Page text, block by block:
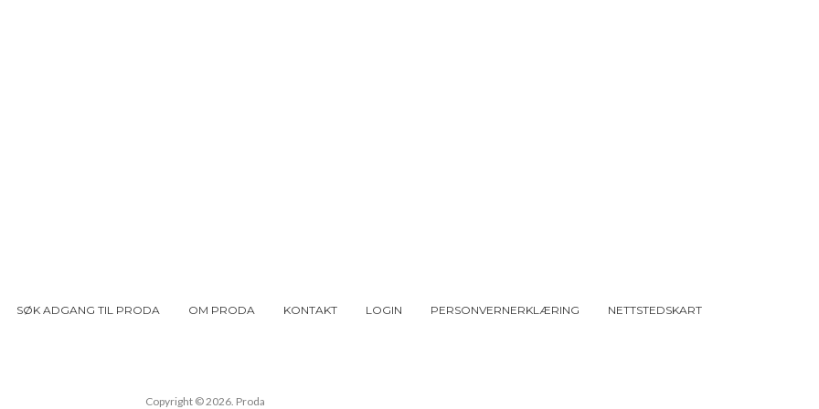
SØK ADGANG TIL PRODA OM PRODA KONTAKT LOGIN PERSONVERNERKLÆRING NETTSTEDSKART
Copyright © 2026. Proda